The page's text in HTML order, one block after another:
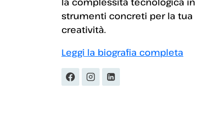
strumenti concreti per la tua
creatività.
Leggi la biografia completa